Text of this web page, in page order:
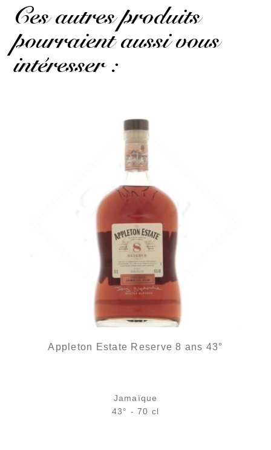
Ces autres produits
pourraient aussi vous
intéresser :
Appleton Estate Reserve 8 ans 43°
Jamaïque
43° - 70 cl